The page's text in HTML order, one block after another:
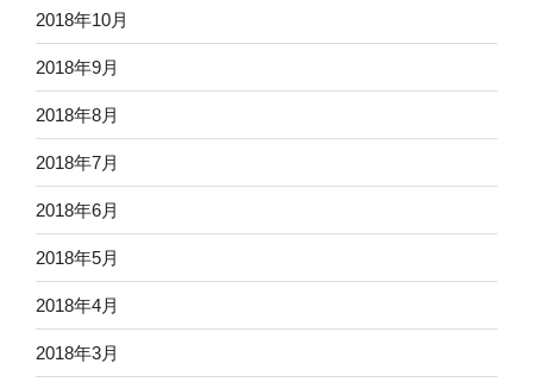
2018年10月
2018年9月
2018年8月
2018年7月
2018年6月
2018年5月
2018年4月
2018年3月